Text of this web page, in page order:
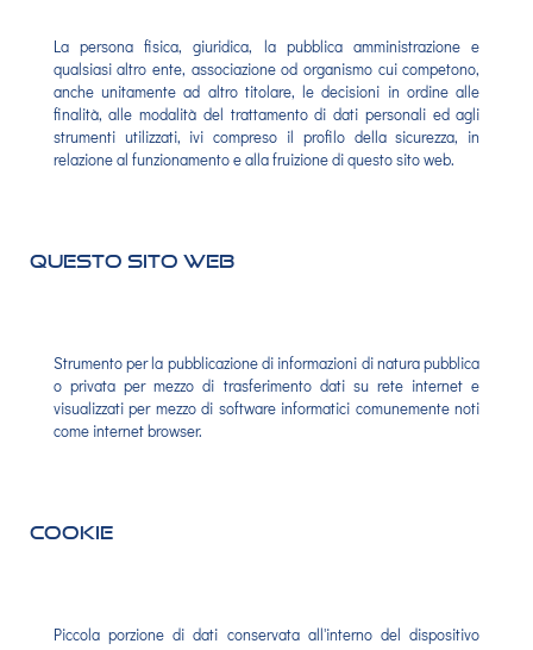
La persona fisica, giuridica, la pubblica amministrazione e
qualsiasi altro ente, associazione od organismo cui competono,
anche unitamente ad altro titolare, le decisioni in ordine alle
finalità, alle modalità del trattamento di dati personali ed agli
strumenti utilizzati, ivi compreso il profilo della sicurezza, in
relazione al funzionamento e alla fruizione di questo sito web.
Questo Sito Web
Strumento per la pubblicazione di informazioni di natura pubblica
o privata per mezzo di trasferimento dati su rete internet e
visualizzati per mezzo di software informatici comunemente noti
come internet browser.
Cookie
Piccola porzione di dati conservata all'interno del dispositivo